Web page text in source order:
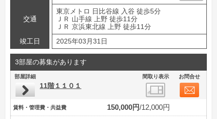
交通
東京メトロ 日比谷線 入谷 徒歩5分
ＪＲ 山手線 上野 徒歩11分
ＪＲ 京浜東北線 上野 徒歩11分
竣工日
2025年03月31日
3部屋の募集があります
部屋詳細 間取り表示 お問合せ
11階１１０１
賃料・管理費・共益費 150,000円 12,000円